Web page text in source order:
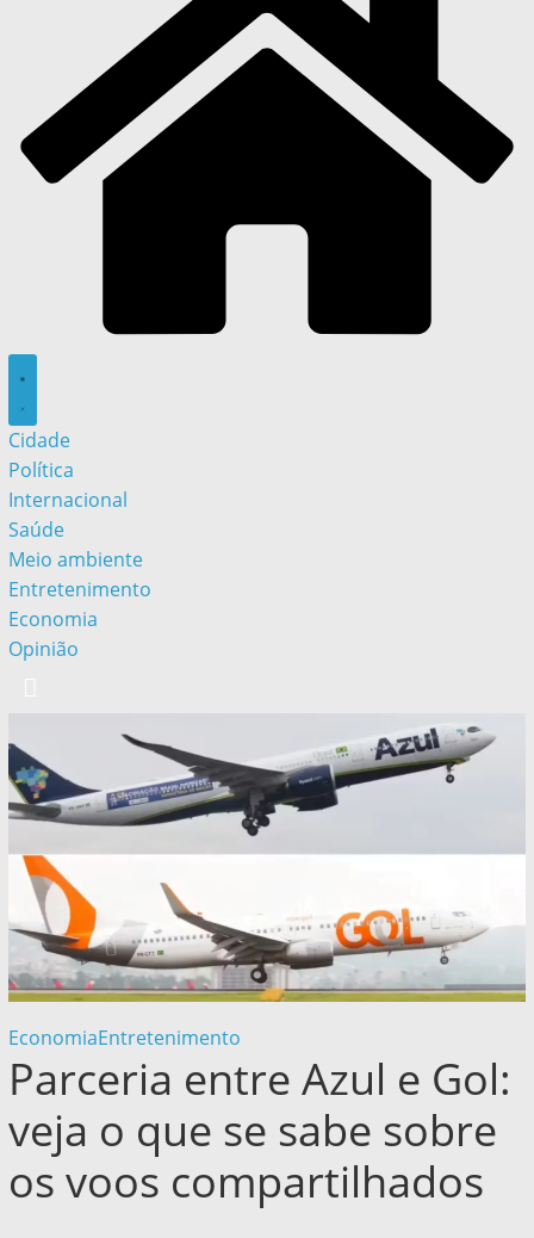
Cidade
Política
Internacional
Saúde
Meio ambiente
Entretenimento
Economia
Opinião
EconomiaEntretenimento
Parceria entre Azul e Gol:
veja o que se sabe sobre
os voos compartilhados